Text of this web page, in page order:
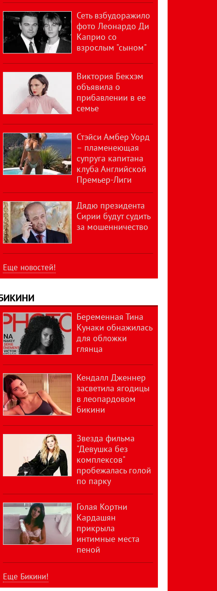
Сеть взбудоражило
фото Леонардо Ди
Каприо со
взрослым "сыном"
Виктория Бекхэм
объявила о
прибавлении в ее
семье
Стэйси Амбер Уорд
– пламенеющая
супруга капитана
клуба Английской
Премьер-Лиги
Дядю президента
Сирии будут судить
за мошенничество
Еще новостей!
Беременная Тина
Кунаки обнажилась
для обложки
глянца
Кендалл Дженнер
засветила ягодицы
в леопардовом
бикини
Звезда фильма
"Девушка без
комплексов"
пробежалась голой
по парку
Голая Кортни
Кардашян
прикрыла
интимные места
пеной
Еще Бикини!